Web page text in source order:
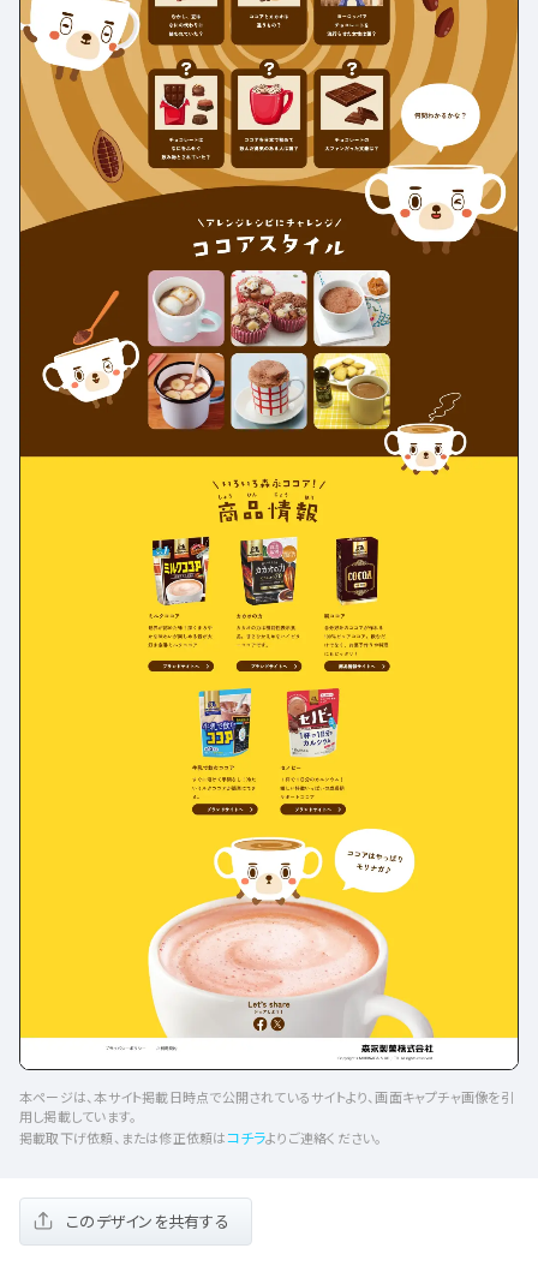
本ページは、本サイト掲載日時点で公開されているサイトより、画面キャプチャ画像を引
用し掲載しています。
掲載取下げ依頼、または修正依頼はコチラよりご連絡ください。
このデザインを共有する